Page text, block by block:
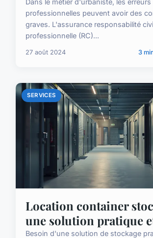
professionnelles peuvent avoir des
graves. L'assurance responsabilité
professionnelle (RC)...
27 août 2024 3
SERVICES
Location container
une solution pratique
Besoin d'une solution de stockage